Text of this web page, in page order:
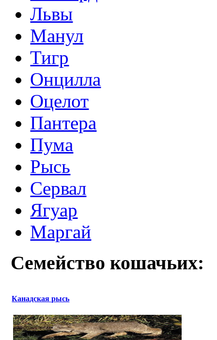
Львы
Манул
Тигр
Онцилла
Оцелот
Пантера
Пума
Рысь
Сервал
Ягуар
Маргай
Семейство кошачьих:
Канадская рысь